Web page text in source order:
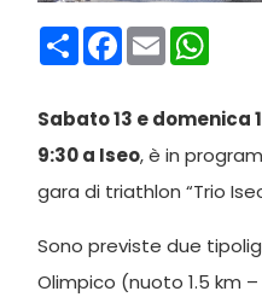
CondividiFacebook
Email
Sabato 13 e
9:30 a Iseo, è in
gara di triathlon “Trio
Sono previste due
Olimpico (nuoto 1.5 km